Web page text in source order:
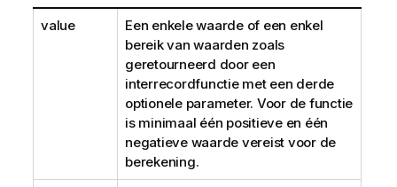
value
Een enkele waarde of een enkel
bereik van waarden zoals
geretourneerd door een
interrecordfunctie met een derde
optionele parameter. Voor de functie
is minimaal één positieve en één
negatieve waarde vereist voor de
berekening.